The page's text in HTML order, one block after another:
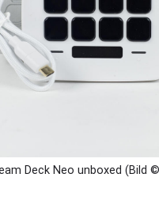
Deck Neo unboxed (Bild